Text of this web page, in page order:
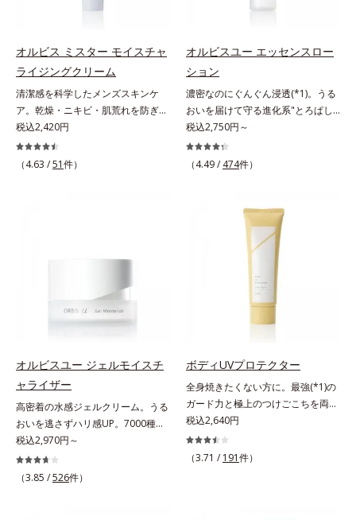
る*6 乾燥、ハリ・ツヤのなさ
ロニセラカエルレア果汁、ノバラエ
キス配合＝うるおいを与えハリと透
明感に満ちた肌へ導く保湿成分
*10 メマツヨイグサ抽出液、スイ
カズラエキス配合＝角層のすみずみ
まで水分・油分を保ち、ハリ・ツヤ
を与える保湿成分*11 気持ちのこ
と
と*4 剥がれずに肌に蓄積した古い
る物理的効果*7 うるおいによる
*8 乾燥、ハリ・ツヤのなさ*9
保湿成分*10 ロニセラカエルレア
果汁、ノバラエキス配合＝うるおい
を与えハリと透明感に満ちた肌へ導
く保湿成分*11 メマツヨイグサ抽
出液、スイカズラエキス配合＝角層
のすみずみまで水分・油分を保ち、
ていることが分かりました。そこで
容成分(*7)として「G.D.F.アクティ
ベーター(*8)」を配合。そして、従
来から配合している美白有効成分
「トラネキサム酸」を配合しまし
た。さらに、シリーズ共通の美容成
分(*7)「GLルートブースター(*9)」
を配合することで、肌のふっくら感
や透明感を叶えます。美白ケアしな
の生成を抑え、シミ・ソバカスを防
内スキンケアシリーズの保湿力*3
年齢に応じたお手入れのこと*4 う
るおいによる*5 乾燥、ハリ・ツヤ
ロニセラカエルレア果汁、ノバラエ
キス配合＝うるおいを与えハリと透
明感に満ちた肌へ導く保湿成分*9
メマツヨイグサ抽出液、スイカズラ
エキス配合＝角層のすみずみまで水
分・油分を保ち、ハリ・ツヤを与え
る保湿成分*10 気持ちのこと各商品
の詳しい情報は商品ページをご覧く
透。ADセラミドミックスが肌をす
へと導きます。洗顔後すぐに使うこ
とで、あとのオールインワンクリー
ムの肌なじみを高め、うるおいとツ
ヤのある肌を叶えます。*1 肌にハ
リを与え若々しい印象*2 スクワラ
ン、トリ（カプリル酸／カプリン
酸）グリセリル＝肌をやわらかくほ
ぐす複合成分
オルビス ミスター モイスチャ
ライジングクリーム
清潔感を科学したメンズスキンケ
ア。乾燥・ニキビ・肌荒れを防ぎハ
リ・ツヤのある、好印象な清潔透明
肌(*1)へ。オルビスミスターは、男
性の清潔感、爽やかさ、若々しさの
の乾燥・テカリへのケアはそのまま
肌悩みに応え、“未来”を見据えて好
印象の鍵となるハリ・ツヤへもアプ
ローチする進化を遂げました。うる
アイテム同士をなじみやすくする
「うるおいコネクト設計」を採用。
8アイテム分の機能を3ステップに集
約し、よりシンプルなお手入れで、
ハリ・ツヤのある好印象な清潔透明
肌(*1)へ導きます。*1 うるおいによ
る透明感のある肌*2 男性の顔画像
を用いた印象評価において、基準画
税込2,420円
（4.63 /51件）
オルビスユー エッセンスロー
ション
濃密なのにぐんぐん浸透(*1)。うる
おいを届けて守る進化系"とろぱし
ゃ"ローション。7000種を超える成
分から厳選し、「うるおいの質
(*1)」に着目した初期エイジングケ
ーチする初期エイジングケアシリー
ズです。「うるおいの質」に着目
し、肌荒れを予防しながらうるおい
に満ちた美しい肌へと導きます。ポ
ーラ・オルビスグループ独自の肌荒
れ防止有効成分として、「DF-パン
テノール(*3)」を国内唯一(*4)、高
濃度で配合。角層のバリア機能にア
にゆらがない肌を叶えます。そし
成分「MCアクティベーター
(*5)」。肌のうるおいを引き出し・
高めて、ハリ感あふれる肌へと導き
ます。うるおいに満ちたゆらがない
肌をご体感いただくために設計され
税込2,750円～
（4.49 / 474件）
オルビスユー ジェルモイスチ
ャライザー
高密着の水感ジェルクリーム。うる
おいを逃さずハリ感UP。7000種を
超える成分から厳選し、「うるおい
の質(*1)」に着目した初期エイジン
グケア(*2)シリーズオルビスユーは
税込2,970円～
（3.85 /526件）
ボディUVプロテクター
全身焼きたくない方に。最強(*1)の
ガード力と極上のつけごこちを両
立。“肌を整える”日焼け止め。絶対
に焼きたくない方に。SPF50+・
PA++++。最強(*1)のガード力を持
税込2,640円
（3.71 / 191件）